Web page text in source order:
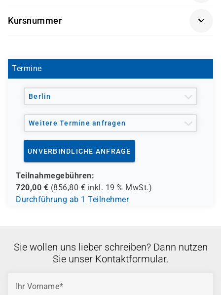
- regionale Einrichtungen
und andere Träger möglich
Kursnummer
Termine
Berlin
Weitere Termine anfragen
UNVERBINDLICHE ANFRAGE
Teilnahmegebühren:
720,00 € (856,80 € inkl. 19 % MwSt.)
Durchführung ab 1 Teilnehmer
Sie wollen uns lieber schreiben? Dann nutzen
Sie unser Kontaktformular.
Ihr Vorname